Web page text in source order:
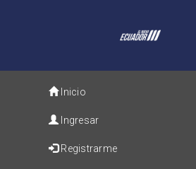
Inicio
Ingresar
Registrarme